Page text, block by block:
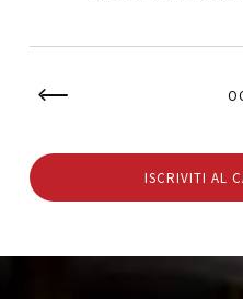
ISCRIVITI AL